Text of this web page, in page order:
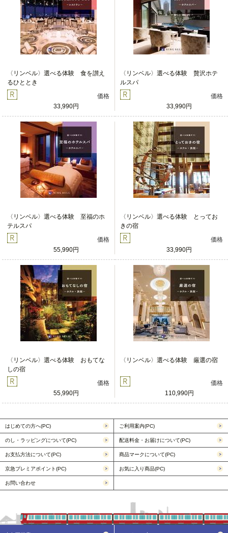
〈リンベル〉選べる体験 食を讃え
るひととき
価格
33,990円
〈リンベル〉選べる体験 贅沢ホテ
ルスパ
価格
33,990円
〈リンベル〉選べる体験 至福のホ
テルスパ
価格
55,990円
〈リンベル〉選べる体験 とってお
きの宿
価格
33,990円
〈リンベル〉選べる体験 おもてな
しの宿
価格
55,990円
〈リンベル〉選べる体験 厳選の宿
価格
110,990円
はじめての方へ(PC) ご利用案内(PC)
のし・ラッピングについて(PC) 配送料金・お届けについて(PC)
お支払方法について(PC) 商品マークについて(PC)
京急プレミアポイント(PC) お気に入り商品(PC)
お問い合わせ